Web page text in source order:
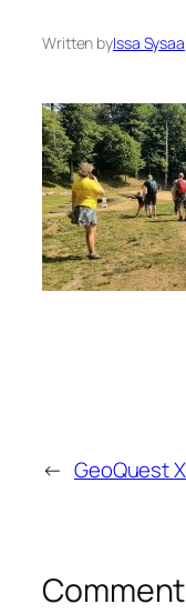
Written byIssa Sysaa
← GeoQuest